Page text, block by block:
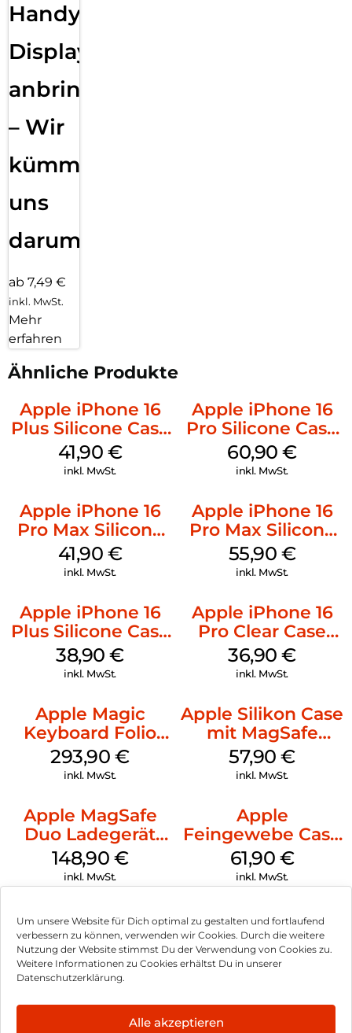
Um unsere Website für Dich optimal zu gestalten und fortlaufend
verbessern zu können, verwenden wir Cookies. Durch die weitere
Nutzung der Website stimmst Du der Verwendung von Cookies zu.
Weitere Informationen zu Cookies erhältst Du in unserer
Datenschutzerklärung.
Alle akzeptieren
Handy
Displayfolie
anbringen
– Wir
kümmern
uns
darum!
ab 7,49 €
inkl. MwSt.
Mehr
erfahren
Ähnliche Produkte
Apple iPhone 16
Plus Silicone Case
MagSafe Stone
Gray
41,90 €
inkl. MwSt.
Apple iPhone 16
Pro Silicone Case
MagSafe Stone
Gray
60,90€
inkl. MwSt.
Apple iPhone 16
Pro Max Silicone
Case MagSafe
Ultramarine
41,90 €
inkl. MwSt.
Apple iPhone 16
Pro Max Silicone
Case MagSafe
Stone Gray
55,90 €
inkl. MwSt.
Apple iPhone 16
Plus Silicone Case
MagSafe Denim
38,90€
inkl. MwSt.
Apple iPhone 16
Pro Clear Case
MagSafe
Transparent
36,90€
inkl. MwSt.
Apple Magic
Keyboard Folio
iPad 10.9″ (10.Gen.)
Weiß
293,90€
inkl. MwSt.
Apple Silikon Case
mit MagSafe
iPhone 14 Pro
(PRODUCT)RED
57,90€
inkl. MwSt.
Apple MagSafe
Duo Ladegerät
Weiß
148,90 €
inkl. MwSt.
Apple
Feingewebe Case
iPhone 15 Pro
MagSafe Schwarz
61,90 €
inkl. MwSt.
Impressum